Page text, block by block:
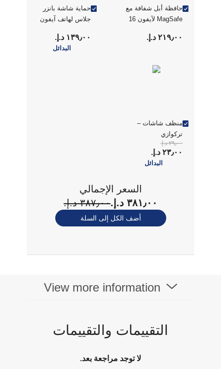
حافظة أبل شفافة مع
MagSafe لآيفون 16
٢١٩٫٠٠ د.إ.‏
حماية شاشة بانزر
جلاس لهاتف آيفون
بتغطية كاملة وشفافة
١٣٩٫٠٠ د.إ.‏
البدائل
منظف شاشات –
تركوازي
٢٣٫٠٠ د.إ.‏
٢٩٫٠٠ د.إ.‏
البدائل
السعر الإجمالي
٣٨١٫٠٠ د.إ.‏
٣٨٧٫٠٠ د.إ.‏
أضف الكل إلى السلة
View more information
التقييمات والتقييمات
لا توجد مراجعة بعد.